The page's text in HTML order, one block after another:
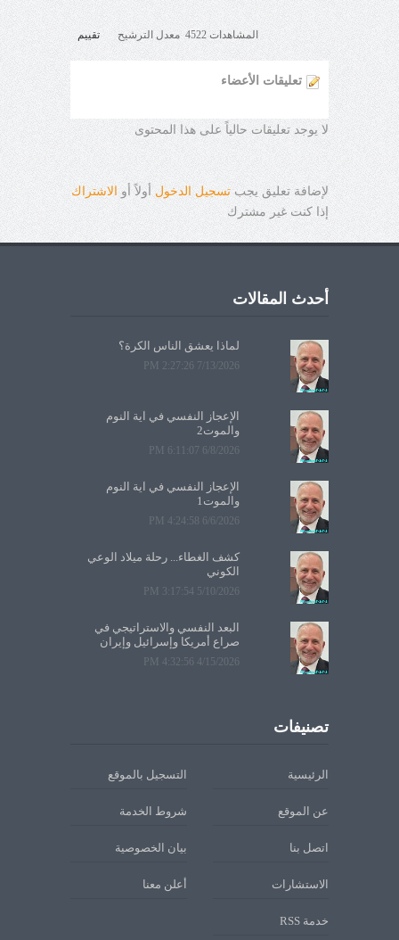
المشاهدات 4522 معدل الترشيح تقييم
تعليقات الأعضاء
لا يوجد تعليقات حالياً على هذا المحتوى
لإضافة تعليق يجب تسجيل الدخول أولاً أو
الاشتراك
إذا كنت غير مشترك
أحدث المقالات
لماذا يعشق الناس الكرة؟
7/13/2026 2:27:26 PM
الإعجاز النفسي في آية النوم
والموت2
6/8/2026 6:11:07 PM
الإعجاز النفسي في آية النوم
والموت1
6/6/2026 4:24:58 PM
كشف الغطاء... رحلة ميلاد الوعي
الكوني
5/10/2026 3:17:54 PM
البعد النفسي والاستراتيجي في
صراع أمريكا وإسرائيل وإيران
4/15/2026 4:32:56 PM
تصنيفات
الرئيسية التسجيل بالموقع
عن الموقع شروط الخدمة
اتصل بنا بيان الخصوصية
الاستشارات أعلن معنا
خدمة RSS